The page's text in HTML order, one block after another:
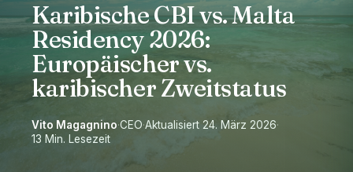
Karibische CBI vs. Malta
Residency 2026:
Europäischer vs.
karibischer Zweitstatus
Vito Magagnino·CEO·Aktualisiert 24. März 2026·
13 Min. Lesezeit